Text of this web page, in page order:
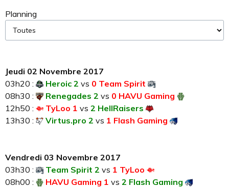
Planning
Jeudi 02 Novembre 2017
03h20 :
Heroic 2 vs 0 Team Spirit
08h30 :
Renegades 2 vs 0 HAVU Gaming
12h50 :
TyLoo 1 vs 2 HellRaisers
13h30 :
Virtus.pro 2 vs 1 Flash Gaming
Vendredi 03 Novembre 2017
03h30 :
Team Spirit 2 vs 1 TyLoo
08h00 :
HAVU Gaming 1 vs 2 Flash Gaming